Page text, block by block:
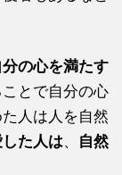
分の心を満たす
とで自分の心
人は人を自然
た人は、 自然